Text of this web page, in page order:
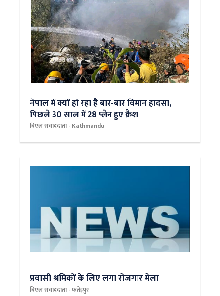
नेपाल में क्यों हो रहा है बार-बार विमान हादसा,
पिछले 30 साल में 28 प्लेन हुए क्रैश
बिएल संवाददाता - Kathmandu
प्रवासी श्रमिकों के लिए लगा रोजगार मेला
बिएल संवाददाता - फतेहपुर